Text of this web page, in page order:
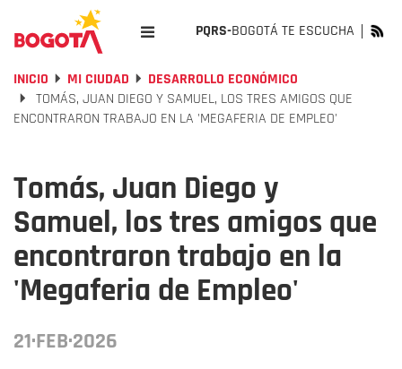
PQRS-BOGOTÁ TE ESCUCHA
INICIO MI CIUDAD
DESARROLLO ECONÓMICO
TOMÁS, JUAN DIEGO Y SAMUEL, LOS TRES AMIGOS QUE
ENCONTRARON TRABAJO EN LA 'MEGAFERIA DE EMPLEO'
Tomás, Juan Diego y
Samuel, los tres amigos que
encontraron trabajo en la
'Megaferia de Empleo'
21·FEB·2026